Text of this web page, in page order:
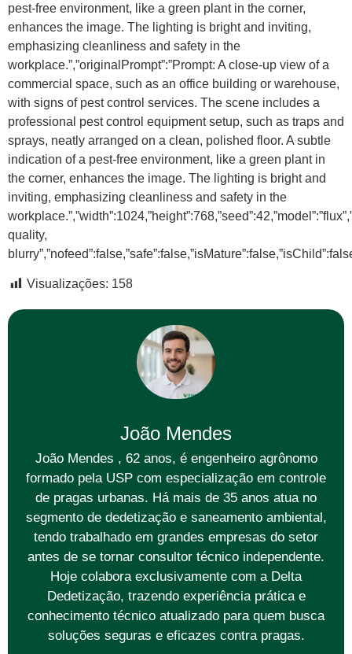
pest-free environment, like a green plant in the corner,
enhances the image. The lighting is bright and inviting,
emphasizing cleanliness and safety in the
workplace.”,”originalPrompt”:”Prompt: A close-up view of a
commercial space, such as an office building or warehouse,
with signs of pest control services. The scene includes a
professional pest control equipment setup, such as traps and
sprays, neatly arranged on a clean, polished floor. A subtle
indication of a pest-free environment, like a green plant in
the corner, enhances the image. The lighting is bright and
inviting, emphasizing cleanliness and safety in the
quality,
Visualizações: 158
João Mendes
João Mendes , 62 anos, é engenheiro agrônomo
formado pela USP com especialização em controle
de pragas urbanas. Há mais de 35 anos atua no
segmento de dedetização e saneamento ambiental,
tendo trabalhado em grandes empresas do setor
antes de se tornar consultor técnico independente.
Hoje colabora exclusivamente com a Delta
Dedetização, trazendo experiência prática e
conhecimento técnico atualizado para quem busca
soluções seguras e eficazes contra pragas.